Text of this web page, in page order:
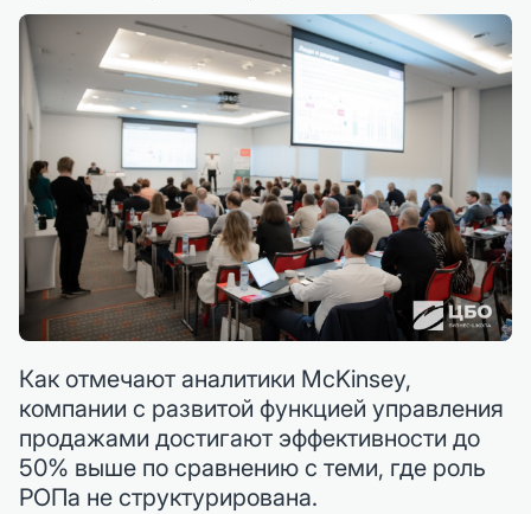
Как отмечают аналитики McKinsey,
компании с развитой функцией управления
продажами достигают эффективности до
50% выше по сравнению с теми, где роль
РОПа не структурирована.